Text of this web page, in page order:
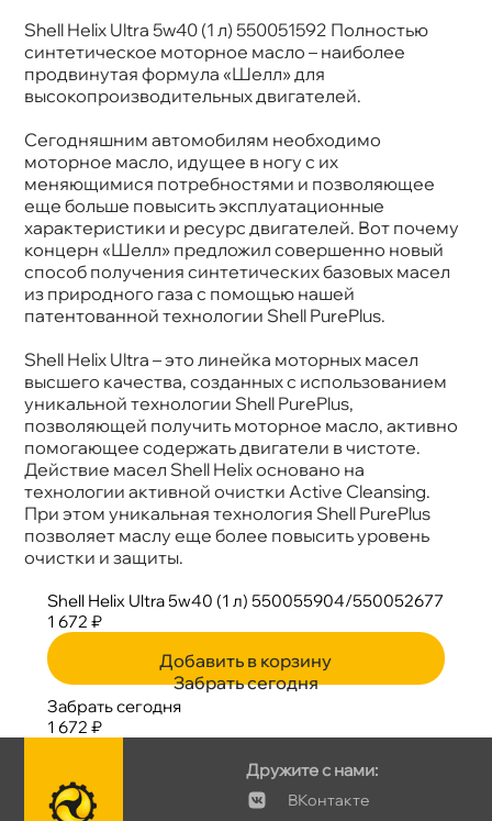
Shell Helix Ultra 5w40 (1 л) 550051592 Полностью
синтетическое моторное масло – наиболее
продвинутая формула «Шелл» для
ысокопроизводительных двигателей.
Сегодняшним автомобилям необходимо
моторное масло, идущее в ногу с их
меняющимися потребностями и позволяющее
еще больше повысить эксплуатационные
характеристики и ресурс двигателей. Вот почему
концерн «Шелл» предложил совершенно новый
способ получения синтетических базовых масел
из природного газа с помощью нашей
патентованной технологии Shell PurePlus.
Shell Helix Ultra – это линейка моторных масел
ысшего качества, созданных с использованием
уникальной технологии Shell PurePlus,
позволяющей получить моторное масло, активно
помогающее содержать двигатели в чистоте.
Действие масел Shell Helix основано на
технологии активной очистки Active Cleansing.
При этом уникальная технология Shell PurePlus
позволяет маслу еще более повысить уровень
очистки и защиты.
язкость
5W-40
Тип масла
Синтетика
Допуски
BMW LL-01, MB 229.5, 226.5; VW 502.00/505.0
Спецификации
API SP; ACEA A3/B3, A3/B4
Артикул
550051592/550055904/550052677/550058141
Shell Helix Ultra 5w40 (1 л) 550055904/550052677
1 672 ₽
Добавить в корзину
Забрать сегодня
Забрать сегодня
1 672 ₽
Дружите с нами:
Контакте